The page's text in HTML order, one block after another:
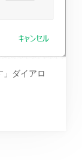
」ダイアロ